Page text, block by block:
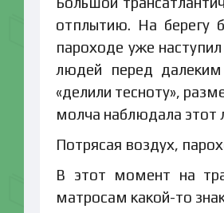
отплытию. На берегу
пароходе уже
людей перед далеким
«делили тесноту»,
молча наблюдала этот
Потрясая воздух,
В этот момент на
матросам какой-то